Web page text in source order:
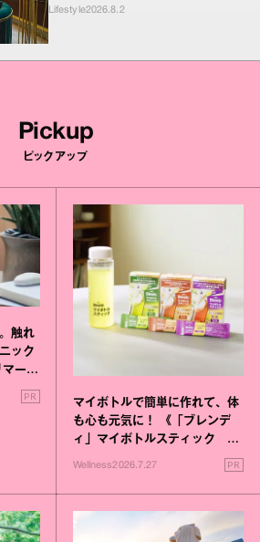
Lifestyle2026.8.2
Pickup
ピックアップ
触れ
ック
ーが
PR
マイボトルで簡単に作れて、体
も心も元気に！ 《「ブレンデ
ィ」マイボトルスティック い
いこと毎日》シリーズが誕生
Wellness2026.7.27 PR